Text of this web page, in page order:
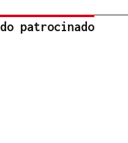
patrocinado